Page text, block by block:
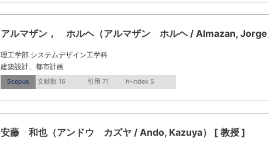
アルマザン， ホルヘ（アルマザン ホルヘ / Almazan, Jorge
理工学部 システムデザイン工学科
建築設計、都市計画
Scopus 文献数 16 引用 71 h-Index 5
安藤 和也（アンドウ カズヤ / Ando, Kazuya） [ 教授 ]